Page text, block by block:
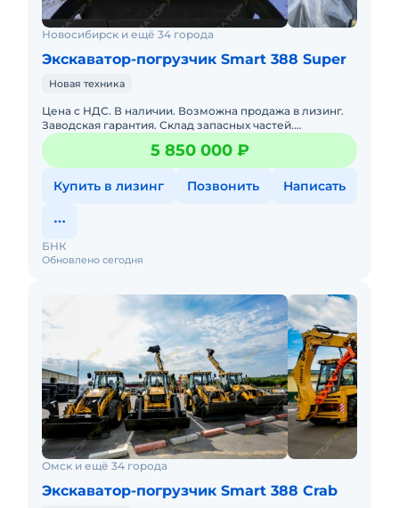
Новосибирск и ещё 34 города
Экскаватор-погрузчик Smart 388 Super
Новая техника
Цена с НДС. В наличии. Возможна продажа в лизинг.
Заводская гарантия. Склад запасных частей.
Сервисная горячая линия. Доставка по РФ.
•габаритные размеры 65 850 000 ₽
Купить в лизинг Позвонить Написать
Обновлено сегодня
БНК
Омск и ещё 34 города
Экскаватор-погрузчик Smart 388 Crab